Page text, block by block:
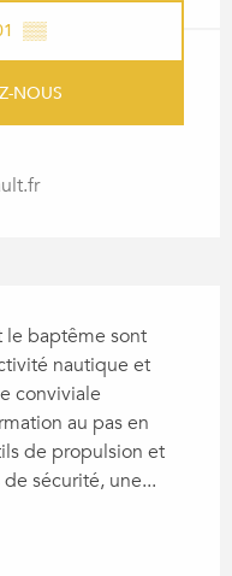
▒▒
NOUS
baptême sont
nautique et
conviviale
au pas en
de propulsion et
sécurité, une...